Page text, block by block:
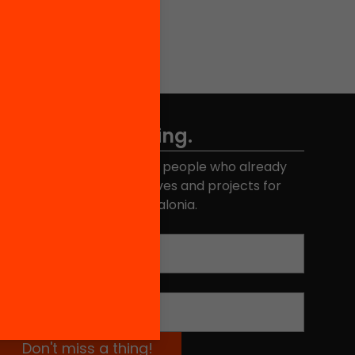
Don't miss anything.
Join the more than 40,000 people who already
receive news about initiatives and projects for
educational change in Catalonia.